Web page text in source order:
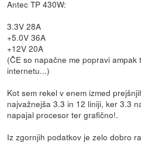
Antec TP 430W:
3.3V 28A
+5.0V 36A
+12V 20A
(ČE so napačne me popravi ampak
internetu...)
Kot sem rekel v enem izmed
najvažnejša 3.3 in 12 liniji, ker 3.3
napajal procesor ter grafično!.
Iz zgornjih podatkov je zelo dobro